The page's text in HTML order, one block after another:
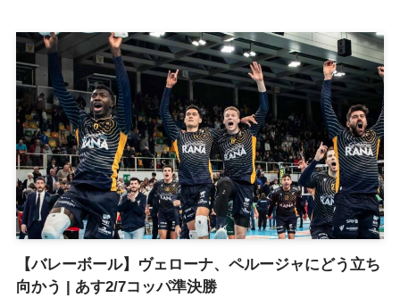
【バレーボール】ヴェローナ、ペルージャにどう立ち
向かう | あす2/7コッパ準決勝